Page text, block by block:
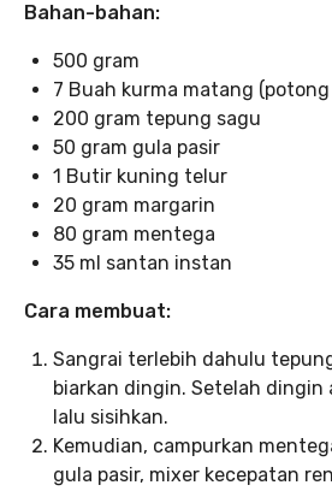
Bahan-bahan:
500 gram
7 Buah kurma matang
200 gram tepung sagu
50 gram gula pasir
1 Butir kuning telur
20 gram margarin
80 gram mentega
35 ml santan instan
Cara membuat:
Sangrai terlebih dahulu
biarkan dingin. Setelah dingin
lalu sisihkan.
Kemudian, campurkan
gula pasir, mixer kecepatan